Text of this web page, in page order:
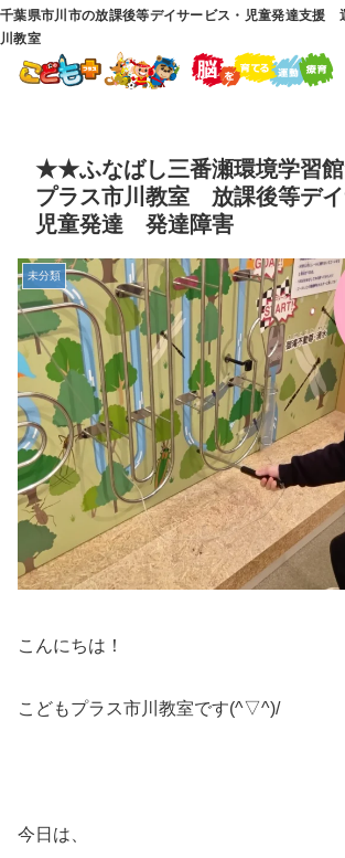
千葉県市川市の放課後等デイサービス・児童発達支援
川教室
★★ふなばし三番瀬環境学習
プラス市川教室 放課後等デ
児童発達 発達障害
未分類
こんにちは！
こどもプラス市川教室です(^▽^)/
今日は、